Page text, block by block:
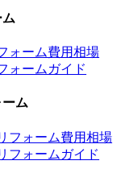
ォーム費用相場
ォームガイド
ム
フォーム費用相場
フォームガイド